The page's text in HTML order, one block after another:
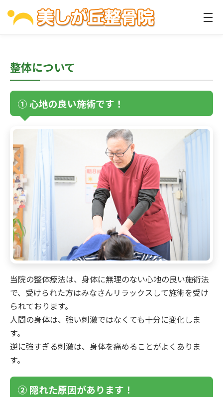
整体について
① 心地の良い施術です！
当院の整体療法は、身体に無理のない心地の良い施術法
で、受けられた方はみなさんリラックスして施術を受け
られております。
人間の身体は、強い刺激ではなくても十分に変化しま
す。
逆に強すぎる刺激は、身体を痛めることがよくありま
す。
② 隠れた原因があります！